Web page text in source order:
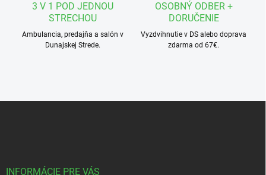
3 V 1 POD JEDNOU
STRECHOU
Ambulancia, predajňa a salón v
Dunajskej Strede.
OSOBNÝ ODBER +
DORUČENIE
Vyzdvihnutie v DS alebo doprava
zdarma od 67€.
INFORMÁCIE PRE VÁS